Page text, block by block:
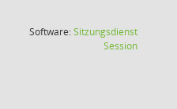
Software:Sitzungsdienst
Session(Wird in